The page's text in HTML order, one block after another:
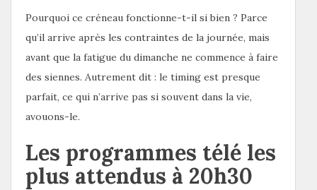
Pourquoi ce créneau fonctionne-t-il si bien ? Parce
qu’il arrive après les contraintes de la journée, mais
avant que la fatigue du dimanche ne commence à faire
des siennes. Autrement dit : le timing est presque
parfait, ce qui n’arrive pas si souvent dans la vie,
avouons-le.
Les programmes télé les
plus attendus à 20h30